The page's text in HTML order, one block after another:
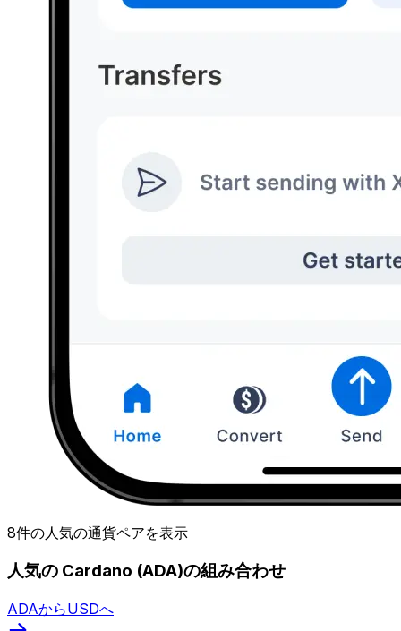
8件の人気の通貨ペアを表示
人気の Cardano (ADA)の組み合わせ
ADAからUSDへ